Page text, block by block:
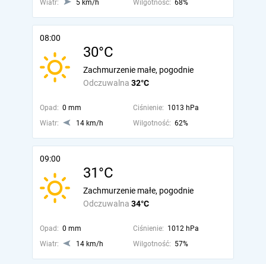
Wiatr: 5 km/h Wilgotność: 68%
08:00
30°C
Odczuwalna 32°C
Zachmurzenie małe, pogodnie
Opad: 0 mm Ciśnienie: 1013 hPa
Wiatr:
14 km/h Wilgotność: 62%
09:00
31°C
Odczuwalna 34°C
Zachmurzenie małe, pogodnie
Opad: 0 mm Ciśnienie: 1012 hPa
Wiatr:
14 km/h Wilgotność: 57%